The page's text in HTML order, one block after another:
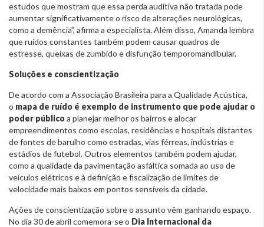
estudos que mostram que essa perda auditiva não tratada pode
aumentar significativamente o risco de alterações neurológicas,
como a demência”, afirma a especialista. Além disso, Amanda lembra
que ruídos constantes também podem causar quadros de
estresse, queixas de zumbido e disfunção temporomandibular.
Soluções e conscientização
De acordo com a Associação Brasileira para a Qualidade Acústica,
o mapa de ruído é exemplo de instrumento que pode ajudar o
poder públicoa planejar melhor os bairros e alocar
empreendimentos como escolas, residências e hospitais distantes
de fontes de barulho como estradas, vias férreas, indústrias e
estádios de futebol. Outros elementos também podem ajudar,
como a qualidade da pavimentação asfáltica somada ao uso de
veículos elétricos e à definição e fiscalização de limites de
velocidade mais baixos em pontos sensíveis da cidade.
Ações de conscientização sobre o assunto vêm ganhando espaço.
No dia 30 de abril comemora-se o Dia Internacional da